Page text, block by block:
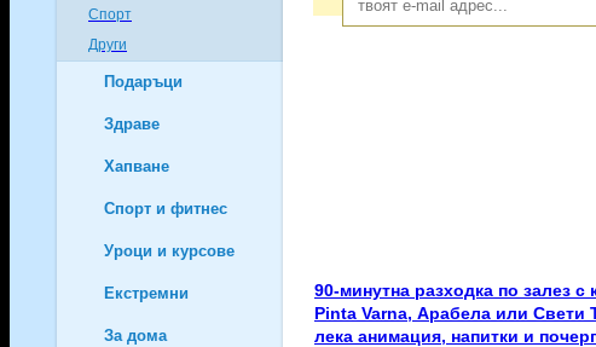
90-минутна разходка по залез с
Pinta Varna, Арабела или Свети
лека анимация, напитки и
Спорт 1
Други
Подаръци
Здраве
Хапване
Спорт и фитнес
Уроци и курсове
105
Екстремни
14
За дома